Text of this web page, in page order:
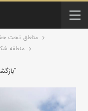
مناطق تحت
منطقه
بازگشت به "منطقه شکار ممنوع جزیره اسلامی"